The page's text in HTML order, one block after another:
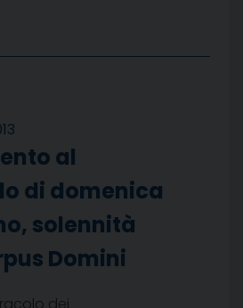
al
di domenica
solennità
Domini